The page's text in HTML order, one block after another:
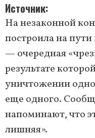
Источник
На незаконной
построила на
— очередная
результате
уничтожении
еще одного.
напоминают, что
лишняя».